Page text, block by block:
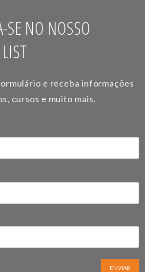
SE NO NOSSO
e receba informações
cursos e muito mais.
ENVIAR